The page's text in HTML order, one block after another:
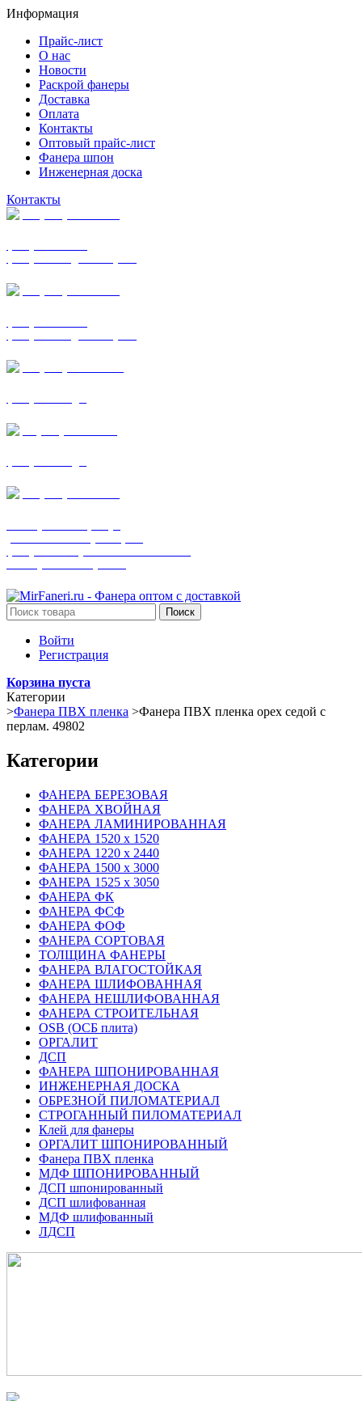
Информация
Прайс-лист
О нас
Новости
Раскрой фанеры
Доставка
Оплата
Контакты
Оптовый прайс-лист
Фанера шпон
Инженерная доска
Контакты
Поиск
Войти
Регистрация
Корзина пуста
Категории
>Фанера ПВХ пленка >Фанера ПВХ пленка орех седой с
перлам. 49802
Категории
ФАНЕРА БЕРЕЗОВАЯ
ФАНЕРА ХВОЙНАЯ
ФАНЕРА ЛАМИНИРОВАННАЯ
ФАНЕРА 1520 х 1520
ФАНЕРА 1220 х 2440
ФАНЕРА 1500 х 3000
ФАНЕРА 1525 х 3050
ФАНЕРА ФК
ФАНЕРА ФСФ
ФАНЕРА ФОФ
ФАНЕРА СОРТОВАЯ
ТОЛЩИНА ФАНЕРЫ
ФАНЕРА ВЛАГОСТОЙКАЯ
ФАНЕРА ШЛИФОВАННАЯ
ФАНЕРА НЕШЛИФОВАННАЯ
ФАНЕРА СТРОИТЕЛЬНАЯ
OSB (ОСБ плита)
ОРГАЛИТ
ДСП
ФАНЕРА ШПОНИРОВАННАЯ
ИНЖЕНЕРНАЯ ДОСКА
ОБРЕЗНОЙ ПИЛОМАТЕРИАЛ
СТРОГАННЫЙ ПИЛОМАТЕРИАЛ
Клей для фанеры
ОРГАЛИТ ШПОНИРОВАННЫЙ
Фанера ПВХ пленка
МДФ ШПОНИРОВАННЫЙ
ДСП шпонированный
ДСП шлифованная
МДФ шлифованный
ЛДСП